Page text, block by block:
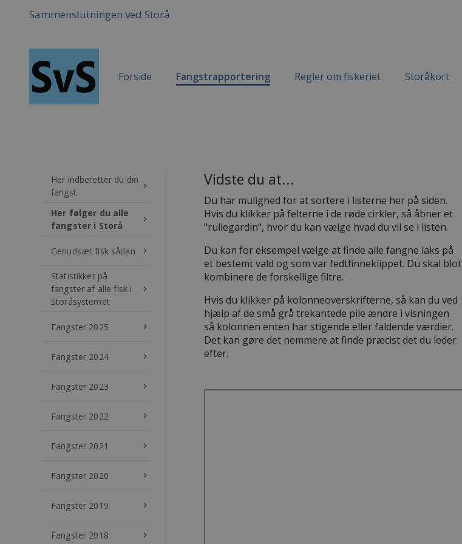
Sammenslutningen ved Storå
Forside Fangstrapportering Regler om fiskeriet Storåkort
Her indberetter du din
fangst
keyboard_arrow_right
Her følger du alle
fangster i Storå
keyboard_arrow_right
Genudsæt fisk sådan keyboard_arrow_right
Statistikker på
fangster af alle fisk i
Storåsystemet
keyboard_arrow_right
Fangster 2025 keyboard_arrow_right
Fangster 2024 keyboard_arrow_right
Fangster 2023 keyboard_arrow_right
Fangster 2022 keyboard_arrow_right
Fangster 2021 keyboard_arrow_right
Fangster 2020 keyboard_arrow_right
Fangster 2019 keyboard_arrow_right
Fangster 2018 keyboard_arrow_right
Vidste du at...
Du har mulighed for at sortere i listerne her på siden.
Hvis du klikker på felterne i de røde cirkler, så åbner et
"rullegardin", hvor du kan vælge hvad du vil se i listen.
Du kan for eksempel vælge at finde alle fangne laks på
et bestemt vald og som var fedtfinneklippet. Du skal blot
kombinere de forskellige filtre.
Hvis du klikker på kolonneoverskrifterne, så kan du ved
hjælp af de små grå trekantede pile ændre i visningen
så kolonnen enten har stigende eller faldende værdier.
Det kan gøre det nemmere at finde præcist det du leder
efter.